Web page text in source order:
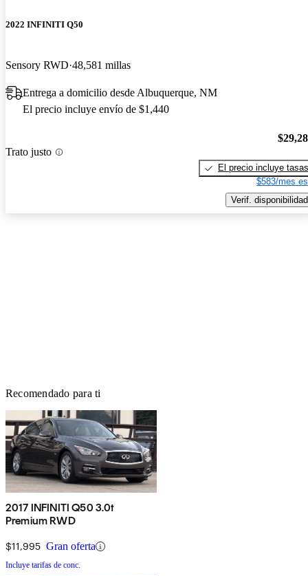
2022 INFINITI Q50
Sensory RWD 48,581 millas
Entrega a domicilio desde Albuquerque, NM
El precio incluye envío de $1,440
Trato justo
El precio incluye tasas
$583/mes
Verif. disponibilidad
Recomendado para ti
2017 INFINITI Q50 3.0t
Premium RWD
$11,995 Gran oferta
Incluye tarifas de conc.